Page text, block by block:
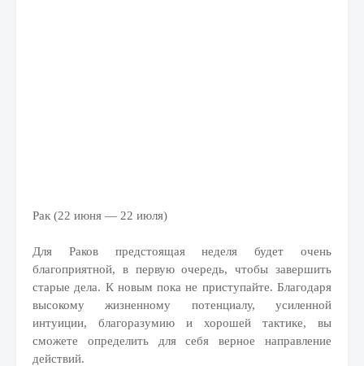
Рак (22 июня — 22 июля)
Для Раков предстоящая неделя будет очень
благоприятной, в первую очередь, чтобы завершить
старые дела. К новым пока не приступайте. Благодаря
высокому жизненному потенциалу, усиленной
интуиции, благоразумию и хорошей тактике, вы
сможете определить для себя верное направление
действий.